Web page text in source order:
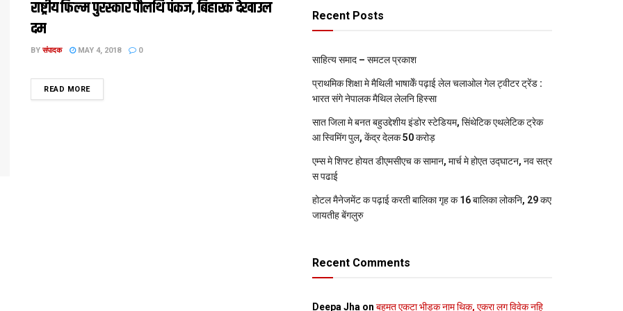
राष्ट्रीय फिल्म पुरस्कार पौलथि पंकज, बिहारक देखाउल
दम
BY संपादक MAY 4, 2018 0
READ MOREDETAILS
Recent Posts
साहित्य समाद – समटल प्रकाश
प्राथमिक शि‍क्षा मे मैथि‍ली भाषाकेँ पढ़ाई लेल चलाओल गेल ट्वीटर ट्रेंड :
भारत संगे नेपालक मैथिल लेलनि हिस्सा
सात जिला मे बनत बहुउद्देशीय इंडोर स्‍टेडि‍यम, सिंथेटिक एथलेटिक ट्रेक
आ स्विमिंग पुल, केंद्र देलक 50 करोड़
एम्स मे शिफ्ट होयत डीएमसीएच क सामान, मार्च मे होएत उद्घाटन, नव सत्र
स पढाई
होटल मैनेजमेंट क पढ़ाई करती बालिका गृह क 16 बालिका लोकनि, 29 कए
जायतीह बेंगलुरु
Recent Comments
Deepa Jha on बहुमत एकटा भीड़क नाम थिक, एकरा लग विवेक नहि